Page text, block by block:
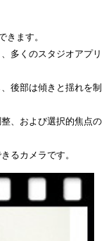
きます。
多くのスタジオアプリ
後部は傾きと揺れを制
、および選択的焦点の
るカメラです。